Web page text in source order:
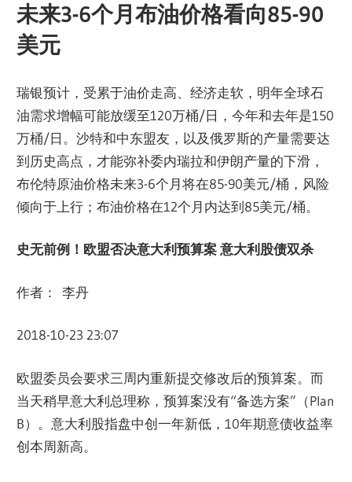
未来3-6个月布油价格看向85-90
美元
瑞银预计，受累于油价走高、经济走软，明年全球石
油需求增幅可能放缓至120万桶/日，今年和去年是150
万桶/日。沙特和中东盟友，以及俄罗斯的产量需要达
到历史高点，才能弥补委内瑞拉和伊朗产量的下滑，
布伦特原油价格未来3-6个月将在85-90美元/桶，风险
倾向于上行；布油价格在12个月内达到85美元/桶。
史无前例！欧盟否决意大利预算案 意大利股债双杀
作者： 李丹
2018-10-23 23:07
欧盟委员会要求三周内重新提交修改后的预算案。而
当天稍早意大利总理称，预算案没有“备选方案”（Plan
B）。意大利股指盘中创一年新低，10年期意债收益率
创本周新高。